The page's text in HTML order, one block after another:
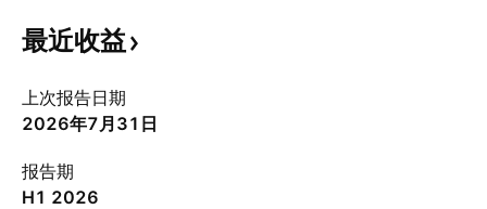
最近收益
上次报告日期
2026年7月31日
报告期
H1 2026